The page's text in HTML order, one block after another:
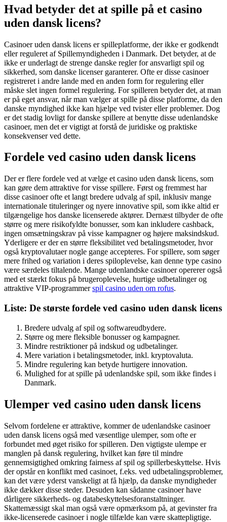
Hvad betyder det at spille på et casino
uden dansk licens?
Casinoer uden dansk licens er spilleplatforme, der ikke er godkendt
eller reguleret af Spillemyndigheden i Danmark. Det betyder, at de
ikke er underlagt de strenge danske regler for ansvarligt spil og
sikkerhed, som danske licenser garanterer. Ofte er disse casinoer
registreret i andre lande med en anden form for regulering eller
måske slet ingen formel regulering. For spilleren betyder det, at man
er på eget ansvar, når man vælger at spille på disse platforme, da den
danske myndighed ikke kan hjælpe ved tvister eller problemer. Dog
er det stadig lovligt for danske spillere at benytte disse udenlandske
casinoer, men det er vigtigt at forstå de juridiske og praktiske
konsekvenser ved dette.
Fordele ved casino uden dansk licens
Der er flere fordele ved at vælge et casino uden dansk licens, som
kan gøre dem attraktive for visse spillere. Først og fremmest har
disse casinoer ofte et langt bredere udvalg af spil, inklusiv mange
internationale tituleringer og nyere innovative spil, som ikke altid er
tilgængelige hos danske licenserede aktører. Dernæst tilbyder de ofte
større og mere risikofyldte bonusser, som kan inkludere cashback,
ingen omsætningskrav på visse kampagner og højere maksindskud.
Yderligere er der en større fleksibilitet ved betalingsmetoder, hvor
også kryptovalutaer nogle gange accepteres. For spillere, som søger
mere frihed og variation i deres spiloplevelse, kan denne type casino
være særdeles tiltalende. Mange udenlandske casinoer opererer også
med et stærkt fokus på brugeroplevelse, hurtige udbetalinger og
attraktive VIP-programmerspil casino uden om rofus.
Liste: De største fordele ved casino uden dansk licens
Bredere udvalg af spil og softwareudbydere.
Større og mere fleksible bonusser og kampagner.
Mindre restriktioner på indskud og udbetalinger.
Mere variation i betalingsmetoder, inkl. kryptovaluta.
Mindre regulering kan betyde hurtigere innovation.
Mulighed for at spille på udenlandske spil, som ikke findes i
Danmark.
Ulemper ved casino uden dansk licens
Selvom fordelene er attraktive, kommer de udenlandske casinoer
uden dansk licens også med væsentlige ulemper, som ofte er
forbundet med øget risiko for spilleren. Den vigtigste ulempe er
manglen på dansk regulering, hvilket kan føre til mindre
gennemsigtighed omkring fairness af spil og spillerbeskyttelse. Hvis
der opstår en konflikt med casinoet, f.eks. ved udbetalingsproblemer,
kan det være yderst vanskeligt at få hjælp, da danske myndigheder
ikke dækker disse steder. Desuden kan sådanne casinoer have
dårligere sikkerheds- og databeskyttelsesforanstaltninger.
Skattemæssigt skal man også være opmærksom på, at gevinster fra
ikke-licenserede casinoer i nogle tilfælde kan være skattepligtige.